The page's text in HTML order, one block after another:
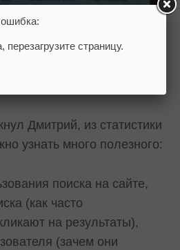
ПО. Данный тип
Дмитрий, из статистики
узнать много полезного:
поиска на сайте,
(как часто
на результаты),
(зачем они
перезагрузите страницу.